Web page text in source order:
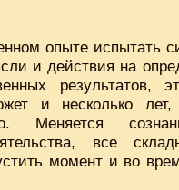
опыте испытать
и действия на
результатов,
и несколько
Меняется
все
момент и во